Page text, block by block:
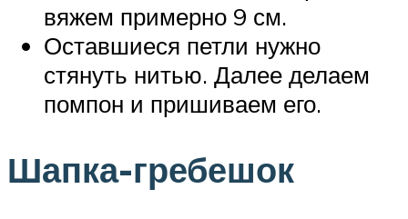
вяжем примерно 9 см.
Оставшиеся петли нужно
стянуть нитью. Далее делаем
помпон и пришиваем его.
Шапка-гребешок